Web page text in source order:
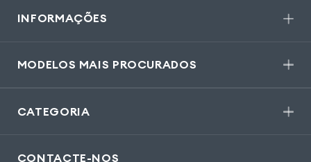
INFORMAÇÕES
MODELOS MAIS PROCURADOS
CATEGORIA
CONTACTE-NOS